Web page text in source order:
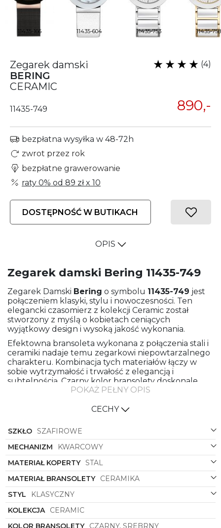
11435-166 11435-604 11435-753 11435-758
Zegarek damski
BERING
CERAMIC
(4)
11435-749 890,-
bezpłatna wysyłka w 48-72h
zwrot przez rok
bezpłatne grawerowanie
raty 0% od 89 złx 10
DOSTĘPNOŚĆ W BUTIKACH
OPIS
Zegarek damski Bering 11435-749
Zegarek Damski Bering o symbolu 11435-749 jest
połączeniem klasyki, stylu i nowoczesności. Ten
elegancki czasomierz z kolekcji Ceramic został
stworzony z myślą o kobietach ceniących
wyjątkowy design i wysoką jakość wykonania.
Efektowna bransoleta wykonana z połączenia stali i
ceramiki nadaje temu zegarkowi niepowtarzalnego
charakteru. Kombinacja tych materiałów łączy w
sobie wytrzymałość i trwałość z elegancją i
subtelnością. Czarny kolor bransolety doskonale
kontrastuje z srebrnymi elementami, dodając całości
Materiał koperty również został wykonany ze stali,
zarysowania i uszkodzenia. Czarna lub srebrna
kolorystyka koperty doskonale komponuje się z
innymi elementami tego zegarka, tworząc
harmonijną całość.
Dyskretna tarcza w kolorze czarnym podkreśla
elegancki charakter tego modelu. Czyste linie i
minimalistyczne indeksy sprawiają, że odczyt godzin
jest łatwy i przyjemny. Okrągła forma koperty
dodaje zegarkowi ponadczasowego uroku, który
nigdy nie wychodzi z mody.
POKAŻ PEŁNY OPIS
CECHY
SZKŁO SZAFIROWE
MECHANIZM
KWARCOWY
MATERIAŁ KOPERTY STAL
MATERIAŁ BRANSOLETY CERAMIKA
STYL
KLASYCZNY
KOLEKCJA CERAMIC
KOLOR BRANSOLETY CZARNY, SREBRNY